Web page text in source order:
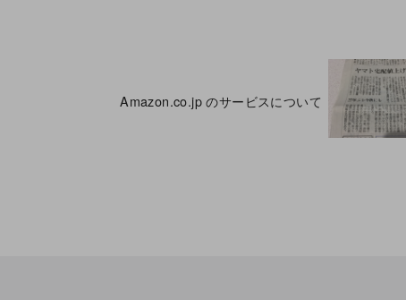
Amazon.co.jp のサービスについて